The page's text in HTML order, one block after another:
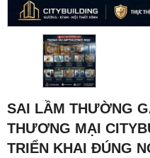
SAI LẦM THƯỜNG
THƯƠNG MẠI
TRIỂN KHAI ĐÚNG